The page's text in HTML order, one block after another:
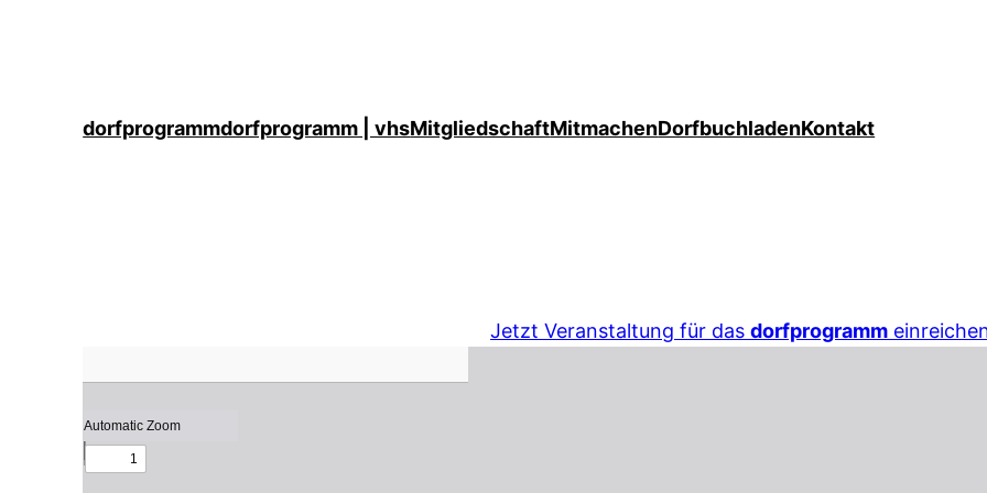
dorfprogrammdorfprogramm | vhsMitgliedschaftMitmachenDorfbuchladenKontakt
Jetzt Veranstaltung für das dorfprogramm